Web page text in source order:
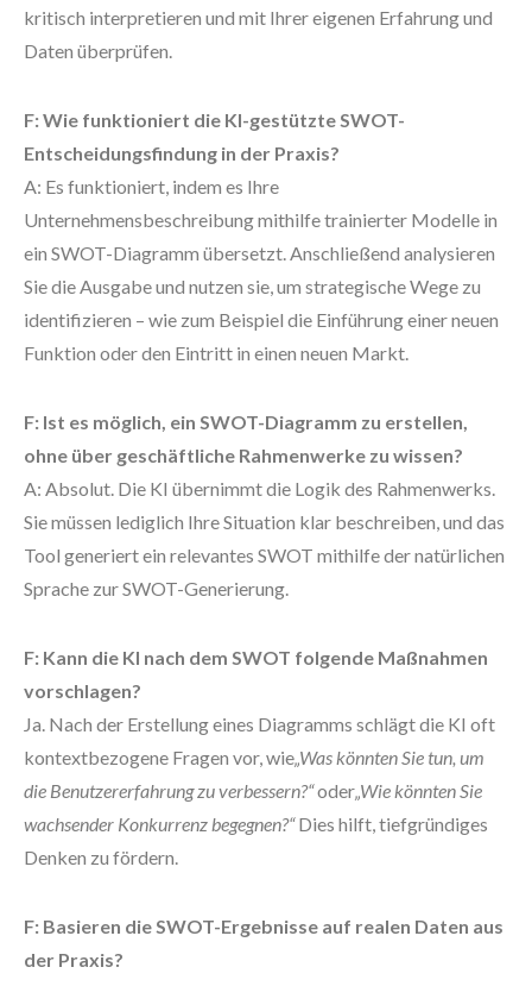
kritisch interpretieren und mit Ihrer eigenen Erfahrung und
Daten überprüfen.
F: Wie funktioniert die KI-gestützte SWOT-
Entscheidungsfindung in der Praxis?
A: Es funktioniert, indem es Ihre
Unternehmensbeschreibung mithilfe trainierter Modelle in
ein SWOT-Diagramm übersetzt. Anschließend analysieren
Sie die Ausgabe und nutzen sie, um strategische Wege zu
identifizieren – wie zum Beispiel die Einführung einer neuen
Funktion oder den Eintritt in einen neuen Markt.
F: Ist es möglich, ein SWOT-Diagramm zu erstellen,
ohne über geschäftliche Rahmenwerke zu wissen?
A: Absolut. Die KI übernimmt die Logik des Rahmenwerks.
Sie müssen lediglich Ihre Situation klar beschreiben, und das
Tool generiert ein relevantes SWOT mithilfe der natürlichen
Sprache zur SWOT-Generierung.
F: Kann die KI nach dem SWOT folgende Maßnahmen
vorschlagen?
Ja. Nach der Erstellung eines Diagramms schlägt die KI oft
kontextbezogene Fragen vor, wie„Was könnten Sie tun, um
die Benutzererfahrung zu verbessern?“oder„Wie könnten Sie
wachsender Konkurrenz begegnen?“Dies hilft, tiefgründiges
Denken zu fördern.
F: Basieren die SWOT-Ergebnisse auf realen Daten aus
der Praxis?